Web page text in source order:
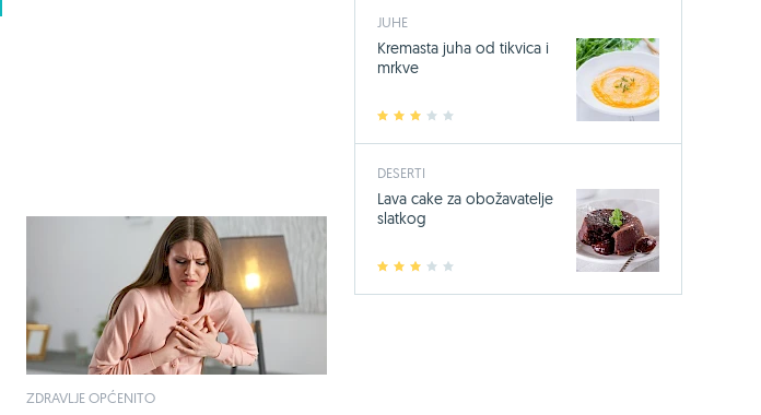
ZDRAVLJE OPĆENITO
JUHE
2 3 4
Kremasta juha od tikvica i
mrkve
DESERTI
2 3 4
Lava cake za obožavatelje
slatkog